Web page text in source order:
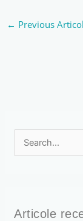
← Previous Articol
c
Articole